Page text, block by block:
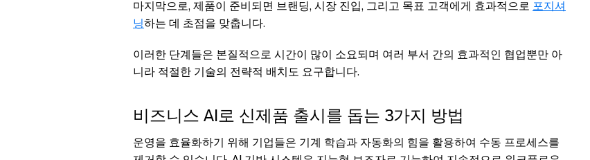
마지막으로, 제품이 준비되면 브랜딩, 시장 진입, 그리고 목표 고객에게 효과적으로 포지셔
닝하는 데 초점을 맞춥니다.
이러한 단계들은 본질적으로 시간이 많이 소요되며 여러 부서 간의 효과적인 협업뿐만 아
니라 적절한 기술의 전략적 배치도 요구합니다.
비즈니스 AI로 신제품 출시를 돕는 3가지 방법
운영을 효율화하기 위해 기업들은 기계 학습과 자동화의 힘을 활용하여 수동 프로세스를